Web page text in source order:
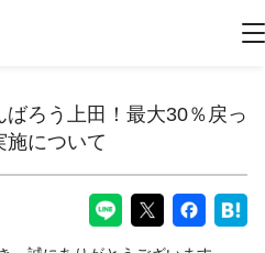
ろう上田！最大30％戻っ
施について